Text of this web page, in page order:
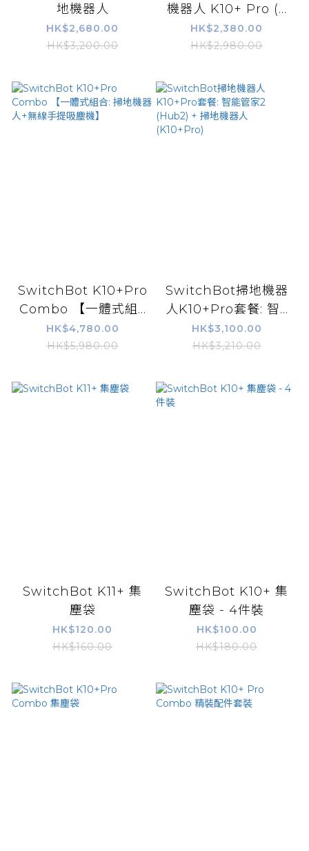
地機器人
HK$2,680.00
HK$3,200.00
機器人 K10+ Pro (...
HK$2,380.00
HK$2,980.00
SwitchBot K10+Pro
Combo 【一體式組...
HK$4,780.00
HK$5,980.00
SwitchBot掃地機器
人K10+Pro套餐: 智...
HK$3,100.00
HK$3,210.00
SwitchBot K11+ 集
塵袋
HK$120.00
HK$160.00
SwitchBot K10+ 集
塵袋 - 4件裝
HK$100.00
HK$180.00